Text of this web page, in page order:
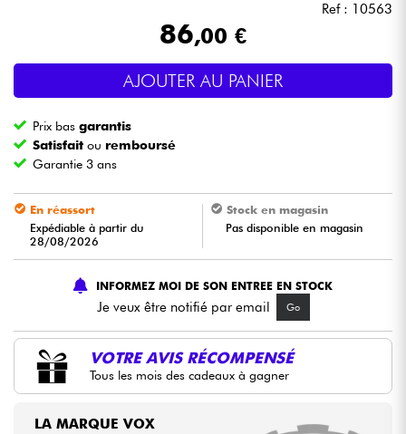
Batteries & Percu
Violons & Quatuor
Eveil Musical
Câbles & Access.
Packs
Ref : 10563
86,00 €
AJOUTER AU PANIER
Prix basgarantis
Satisfait ou remboursé
Garantie 3 ans
En réassort
Expédiable à partir du
28/08/2026
Stock en magasin
Pas disponible en magasin
INFORMEZ MOI DE SON ENTREE EN STOCK
Je veux être notifié par email Go
VOTRE AVIS RÉCOMPENSÉ
Tous les mois des cadeaux à gagner
LA MARQUE VOX